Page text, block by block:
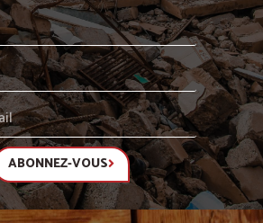
ABONNEZ-VOUS